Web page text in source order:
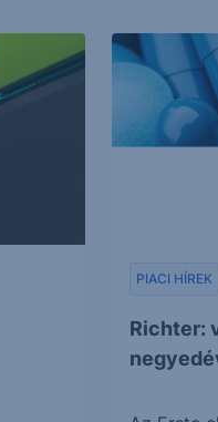
Richter:
PIACI HÍREK